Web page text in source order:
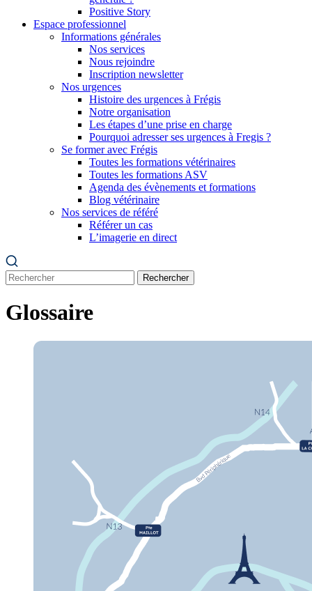
Positive Story
Espace professionnel
Informations générales
Nos services
Nous rejoindre
Inscription newsletter
Nos urgences
Histoire des urgences à Frégis
Notre organisation
Les étapes d’une prise en charge
Pourquoi adresser ses urgences à Fregis ?
Se former avec Frégis
Toutes les formations vétérinaires
Toutes les formations ASV
Agenda des évènements et formations
Blog vétérinaire
Nos services de référé
Référer un cas
L’imagerie en direct
Rechercher
Glossaire